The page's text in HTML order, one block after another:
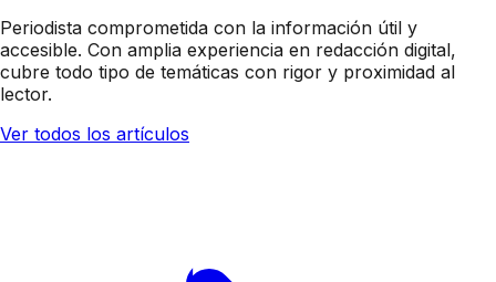
Periodista comprometida con la información útil y
accesible. Con amplia experiencia en redacción digital,
cubre todo tipo de temáticas con rigor y proximidad al
lector.
Ver todos los artículos